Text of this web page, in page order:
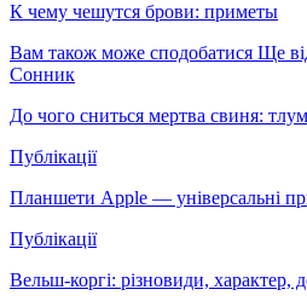
К чему чешутся брови: приметы
Вам також може сподобатися Ще
Сонник
До чого сниться мертва свиня:
Публікації
Планшети Apple — універсальні
Публікації
Вельш-коргі: різновиди, характер,